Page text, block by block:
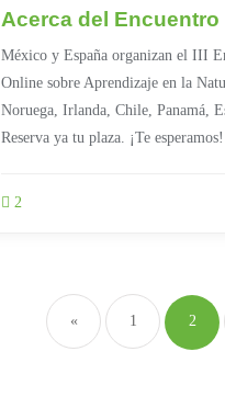
Acerca del Encuentro
México y España organizan el III
Online sobre Aprendizaje en la
Noruega, Irlanda, Chile, Panamá,
Reserva ya tu plaza. ¡Te esperamos!
2
« 1 2